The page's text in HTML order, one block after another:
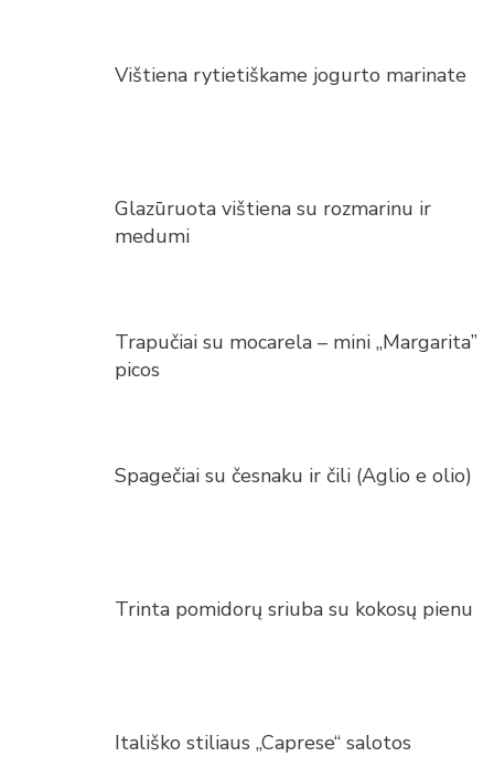
Vištiena rytietiškame jogurto marinate
Glazūruota vištiena su rozmarinu ir
medumi
Trapučiai su mocarela – mini „Margarita”
picos
Spagečiai su česnaku ir čili (Aglio e olio)
Trinta pomidorų sriuba su kokosų pienu
Itališko stiliaus „Caprese“ salotos